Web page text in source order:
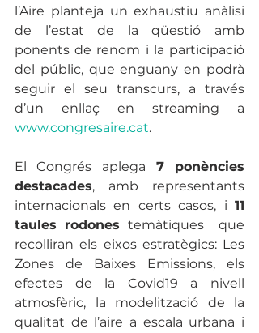
l’Aire planteja un exhaustiu anàlisi
de l’estat de la qüestió amb
ponents de renom i la participació
del públic, que enguany en podrà
seguir el seu transcurs, a través
www.congresaire.cat.
El Congrés aplega 7 ponències
destacades, amb representants
internacionals en certs casos, i 11
taules rodones temàtiques  que
recolliran els eixos estratègics: Les
Zones de Baixes Emissions, els
efectes de la Covid19 a nivell
atmosfèric, la modelització de la
qualitat de l’aire a escala urbana i